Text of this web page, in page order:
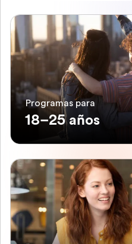
Programas para
18–25 años